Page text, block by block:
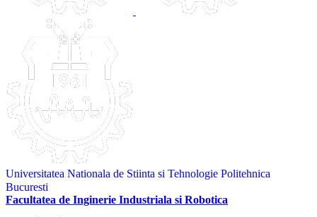
Universitatea Nationala de Stiinta si Tehnologie Politehnica
Bucuresti
Facultatea de Inginerie Industriala si Robotica